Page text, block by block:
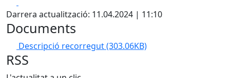
Darrera actualització: 11.04.2024 | 11:10
Documents
Descripció recorregut(303.06KB)
RSS